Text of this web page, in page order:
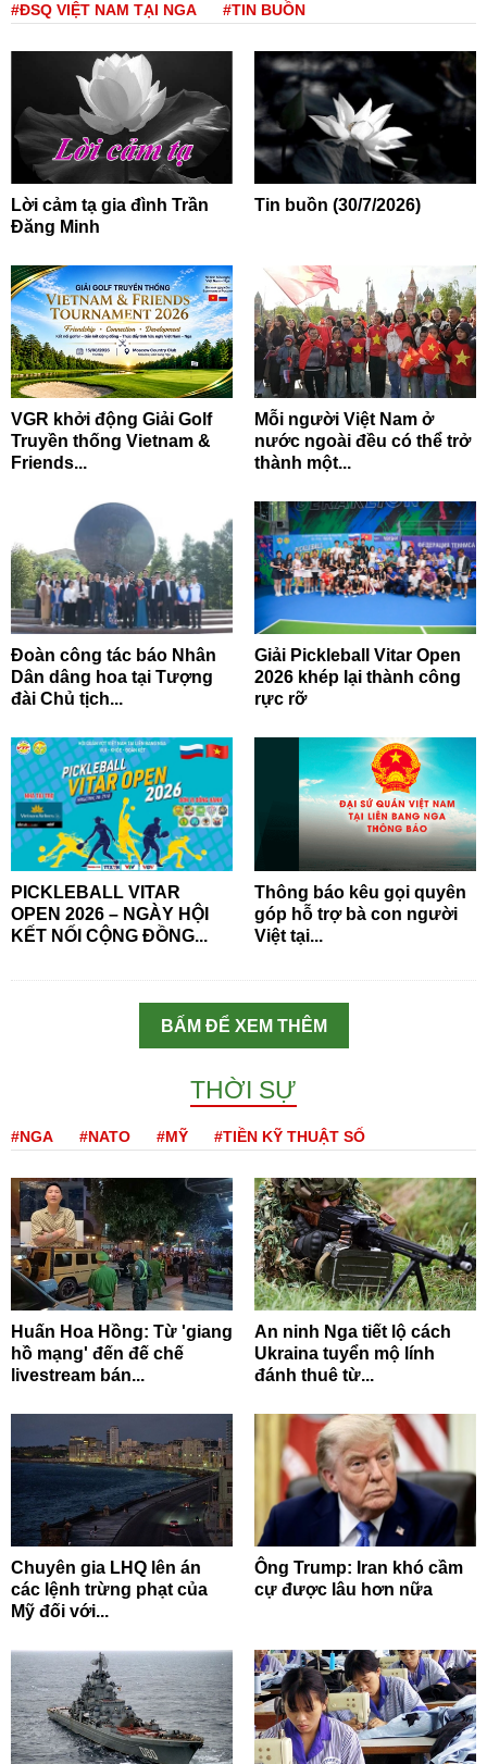
#ĐSQ VIỆT NAM TẠI NGA #TIN BUỒN
Lời cảm tạ gia đình Trần
Đăng Minh
Tin buồn (30/7/2026)
VGR khởi động Giải Golf
Truyền thống Vietnam &
Friends...
Mỗi người Việt Nam ở
nước ngoài đều có thể trở
thành một...
Đoàn công tác báo Nhân
Dân dâng hoa tại Tượng
đài Chủ tịch...
Giải Pickleball Vitar Open
2026 khép lại thành công
rực rỡ
PICKLEBALL VITAR
OPEN 2026 – NGÀY HỘI
KẾT NỐI CỘNG ĐỒNG...
Thông báo kêu gọi quyên
góp hỗ trợ bà con người
Việt tại...
BẤM ĐỂ XEM THÊM
THỜI SỰ
#NGA #NATO #MỸ #TIỀN KỸ THUẬT SỐ
Huấn Hoa Hồng: Từ 'giang
hồ mạng' đến đế chế
livestream bán...
An ninh Nga tiết lộ cách
Ukraina tuyển mộ lính
đánh thuê từ...
Chuyên gia LHQ lên án
các lệnh trừng phạt của
Mỹ đối với...
Ông Trump: Iran khó cầm
cự được lâu hơn nữa